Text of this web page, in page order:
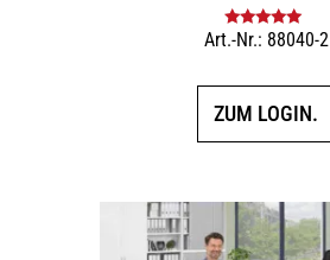
Bewertet mit
Art.-Nr.: 88040-2
ZUM LOGIN.